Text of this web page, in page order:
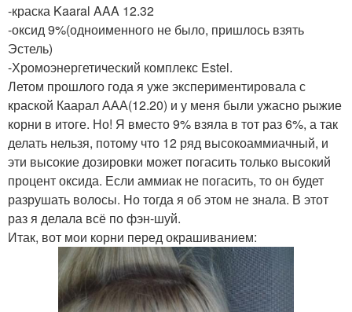
-краска Kaaral AAA 12.32
-оксид 9%(одноименного не было, пришлось взять
Эстель)
-Хромоэнергетический комплекс Estel.
Летом прошлого года я уже экспериментировала с
краской Каарал ААА(12.20) и у меня были ужасно рыжие
корни в итоге. Но! Я вместо 9% взяла в тот раз 6%, а так
делать нельзя, потому что 12 ряд высокоаммиачный, и
эти высокие дозировки может погасить только высокий
процент оксида. Если аммиак не погасить, то он будет
разрушать волосы. Но тогда я об этом не знала. В этот
раз я делала всё по фэн-шуй.
Итак, вот мои корни перед окрашиванием: